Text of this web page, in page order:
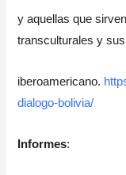
y aquellas que
transculturales y
iberoamericano.
dialogo-bolivia/
Informes: